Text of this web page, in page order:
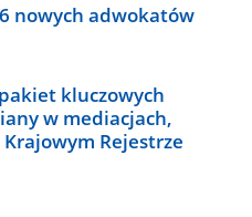
nowych adwokatów
kluczowych
w mediacjach,
Rejestrze